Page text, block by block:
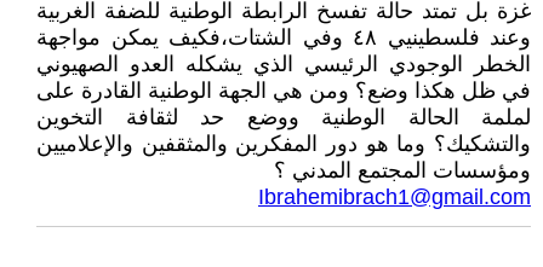
غزة بل تمتد حالة تفسخ الرابطة الوطنية للضفة الغربية
وعند فلسطينيي ٤٨ وفي الشتات،فكيف يمكن مواجهة
الخطر الوجودي الرئيسي الذي يشكله العدو الصهيوني
في ظل هكذا وضع؟ ومن هي الجهة الوطنية القادرة على
لملمة الحالة الوطنية ووضع حد لثقافة التخوين
والتشكيك؟ وما هو دور المفكرين والمثقفين والإعلاميين
ومؤسسات المجتمع المدني ؟
Ibrahemibrach1@gmail.com